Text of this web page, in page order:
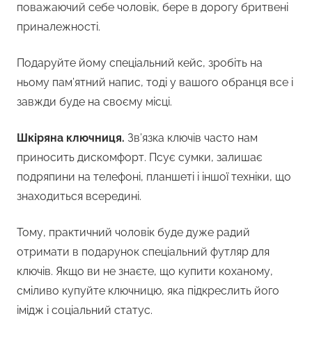
поважаючий себе чоловік, бере в дорогу бритвені
приналежності.
Подаруйте йому спеціальний кейс, зробіть на
ньому пам’ятний напис, тоді у вашого обранця все і
завжди буде на своєму місці.
Шкіряна ключниця. Зв’язка ключів часто нам
приносить дискомфорт. Псує сумки, залишає
подряпини на телефоні, планшеті і іншої техніки, що
знаходиться всередині.
Тому, практичний чоловік буде дуже радий
отримати в подарунок спеціальний футляр для
ключів. Якщо ви не знаєте, що купити коханому,
сміливо купуйте ключницю, яка підкреслить його
імідж і соціальний статус.